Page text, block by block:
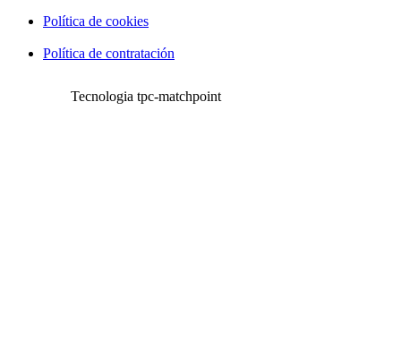
Política de cookies
Política de contratación
Tecnologia tpc-matchpoint